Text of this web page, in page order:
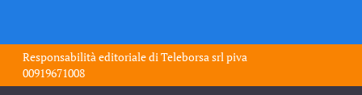
Responsabilità editoriale diTeleborsa srlpiva
00919671008